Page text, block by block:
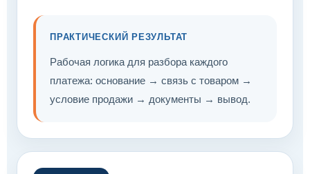
ПРАКТИЧЕСКИЙ РЕЗУЛЬТАТ
Рабочая логика для разбора каждого
платежа: основание → связь с товаром →
условие продажи → документы → вывод.